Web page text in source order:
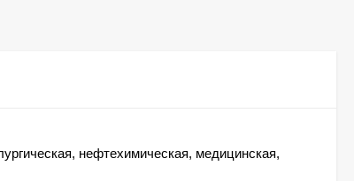
нефтехимическая, медицинская,